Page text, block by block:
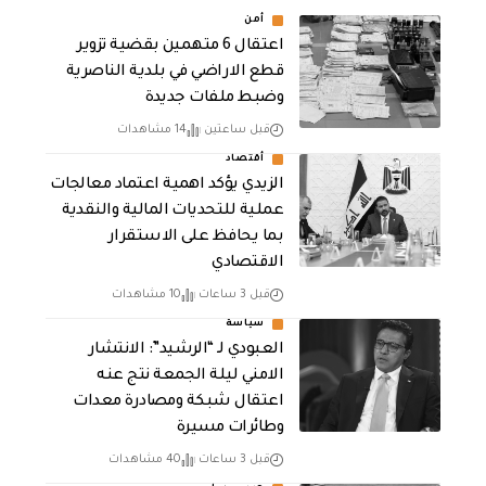
أمن
اعتقال 6 متهمين بقضية تزوير
قطع الاراضي في بلدية الناصرية
وضبط ملفات جديدة
قبل ساعتين 14 مشاهدات
أقتصاد
الزيدي يؤكد اهمية اعتماد معالجات
عملية للتحديات المالية والنقدية
بما يحافظ على الاستقرار
الاقتصادي
قبل 3 ساعات 10 مشاهدات
سياسة
العبودي لـ “الرشيد”: الانتشار
الامني ليلة الجمعة نتج عنه
اعتقال شبكة ومصادرة معدات
وطائرات مسيرة
قبل 3 ساعات 40 مشاهدات